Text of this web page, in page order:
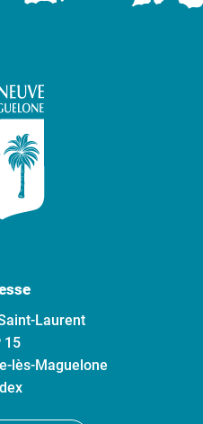
Laurent
15
lès-Maguelone